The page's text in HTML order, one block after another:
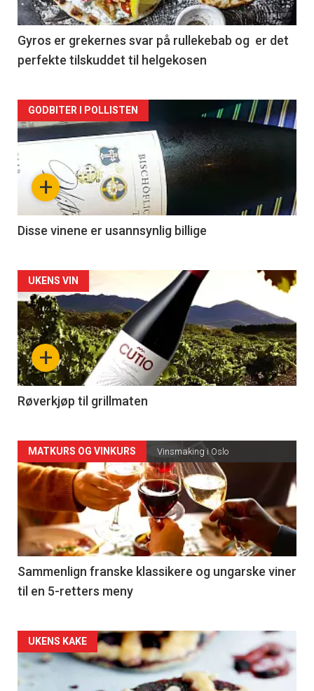
-
2
Gyros er grekernes svar på rullekebab og er det
perfekte tilskuddet til helgekosen
Forsiden
akkurat
nå
3
+
GODBITER I POLLISTEN
Disse vinene er usannsynlig billige
Forsiden
akkurat
nå
-
4
+
UKENS VIN
Røverkjøp til grillmaten
Forsiden
akkurat
nå
-
5
MATKURS OG VINKURS Vinsmaking i Oslo
Sammenlign franske klassikere og ungarske viner
til en 5-retters meny
Forsiden
akkurat
UKENS KAKE